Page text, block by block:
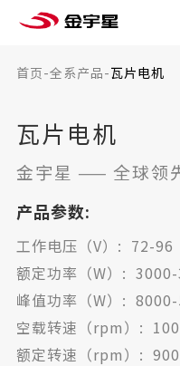
首页-全系产品-瓦片电机
瓦片电机
金宇星 —— 全球领
产品参数:
工作电压（V）: 72-96
额定功率（W）:
峰值功率（W）:
空载转速（rpm）:
额定转速（rpm）: